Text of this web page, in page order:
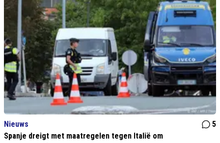
Nieuws
5
Spanje dreigt met maatregelen tegen Italië om